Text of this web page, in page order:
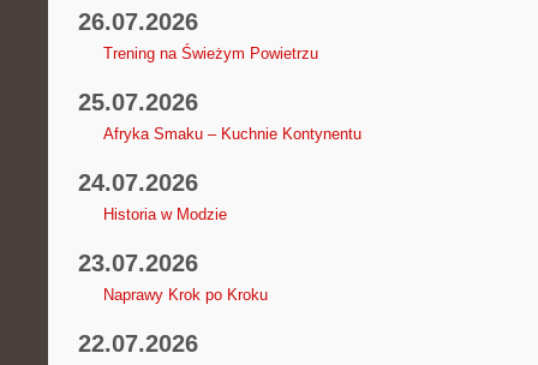
26.07.2026
Trening na Świeżym Powietrzu
25.07.2026
Afryka Smaku – Kuchnie Kontynentu
24.07.2026
Historia w Modzie
23.07.2026
Naprawy Krok po Kroku
22.07.2026